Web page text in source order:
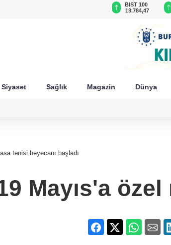
BIST 100
13.784,47
Siyaset Sağlık Magazin Dünya
tenisi heyecanı başladı
Mayıs'a